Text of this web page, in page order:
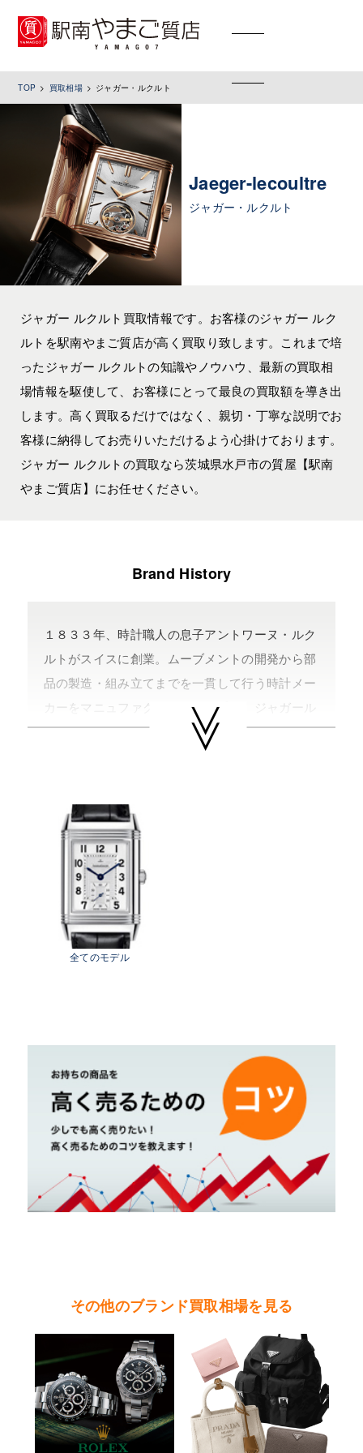
toggle
TOP 買取相場 ジャガー・ルクルト
Jaeger-lecoultre
ジャガー・ルクルト
ジャガー ルクルト買取情報です。お客様のジャガー ルク
ルトを駅南やまご質店が高く買取り致します。これまで培
ったジャガー ルクルトの知識やノウハウ、最新の買取相
場情報を駆使して、お客様にとって最良の買取額を導き出
します。高く買取るだけではなく、親切・丁寧な説明でお
客様に納得してお売りいただけるよう心掛けております。
ジャガー ルクルトの買取なら茨城県水戸市の質屋【駅南
やまご質店】にお任せください。
Brand History
１８３３年、時計職人の息子アントワーヌ・ルク
ルトがスイスに創業。ムーブメントの開発から部
品の製造・組み立てまでを一貫して行う時計メー
カーをマニュファクチュールと呼び、ジャガール
クルトは世界でも数社しかないマニュファクチュ
ールの中の一社。カルティエやＩＷＣのムーヴメ
時計のケースを反転できる「レベルソシリーズ」
は他のブランドに類のないデザインの非常に有名
なモデル。リシュモングループ傘下ブランド。代
表作にレベルソ、メモボックス、マスターコント
ロール、マスタージオグラフィークなどがある。
やまご質店 ジャガー・ルクルトの買取可能エリ
町）
茨城県 県北地区（北茨城市・高萩市・常陸太田
市・大子町・日立市・常陸大宮市）
茨城県 鹿行地区（鉾田市・行方市・鹿嶋市・石
岡市・潮来市・神栖市）
茨城県 県南地区（石岡市・かすみがうら市・土
浦市・つくば市・阿見町・美浦町・稲敷市・牛久
市・龍ヶ崎市・取手市・利根町・河内町・つくば
全てのモデル
その他のブランド買取相場を見る